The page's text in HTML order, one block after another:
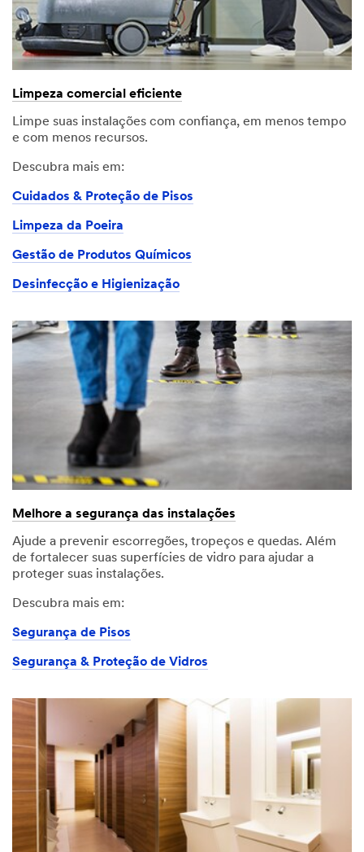
Limpeza comercial eficiente
Limpe suas instalações com confiança, em menos tempo
e com menos recursos.
Descubra mais em:
Cuidados & Proteção de Pisos
Limpeza da Poeira
Gestão de Produtos Químicos
Desinfecção e Higienização
Melhore a segurança das instalações
Ajude a prevenir escorregões, tropeços e quedas. Além
de fortalecer suas superfícies de vidro para ajudar a
proteger suas instalações.
Descubra mais em:
Segurança de Pisos
Segurança & Proteção de Vidros